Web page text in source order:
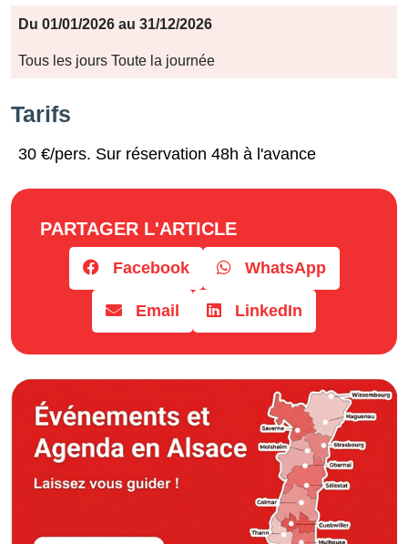
Période
Jours
Du 01/01/2026 au 31/12/2026
Tous les jours Toute la journée
Tarifs
30 €/pers. Sur réservation 48h à l'avance
PARTAGER L'ARTICLE
Facebook WhatsApp
Email LinkedIn